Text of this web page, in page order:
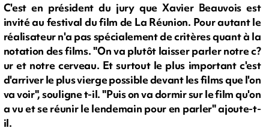
C'est en président du jury que Xavier Beauvois est
invité au festival du film de La Réunion. Pour autant le
réalisateur n'a pas spécialement de critères quant à la
notation des films. "On va plutôt laisser parler notre c?
ur et notre cerveau. Et surtout le plus important c'est
d'arriver le plus vierge possible devant les films que l'on
va voir", souligne t-il. "Puis on va dormir sur le film qu'on
a vu et se réunir le lendemain pour en parler" ajoute-t-
il.